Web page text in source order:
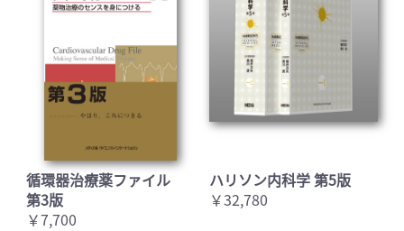
循環器治療薬ファイル
第3版
￥7,700
ハリソン内科学 第5版
￥32,780